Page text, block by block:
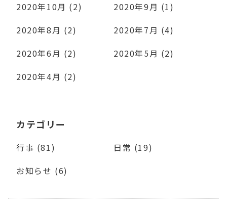
2020年10月 (2)
2020年9月 (1)
2020年8月 (2)
2020年7月 (4)
2020年6月 (2)
2020年5月 (2)
2020年4月 (2)
カテゴリー
行事 (81)
日常 (19)
お知らせ (6)